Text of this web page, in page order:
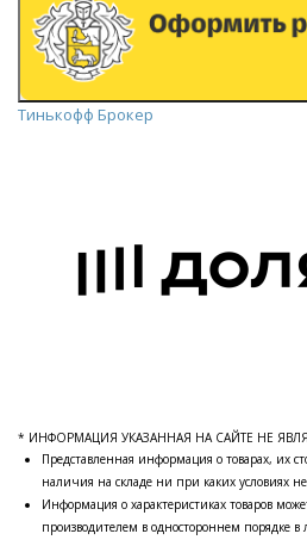
Тинькофф Брокер
* ИНФОРМАЦИЯ УКАЗАННАЯ НА САЙТЕ НЕ
Представленная информация о товарах, их
наличия на складе ни при каких условиях
Информация о характеристиках товаров
производителем в одностороннем порядке в